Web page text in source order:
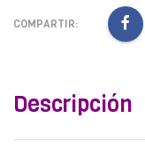
COMPARTIR:
Descripción